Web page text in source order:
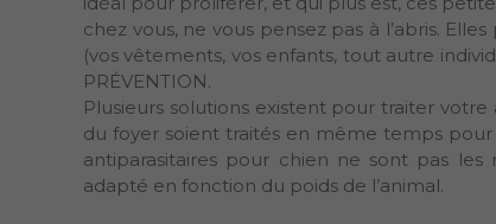
chez vous, ne vous pensez pas à l’abris.
(vos vêtements, vos enfants, tout autre
PRÉVENTION.
Plusieurs solutions existent pour traiter
du foyer soient traités en même temps
antiparasitaires pour chien ne sont pas
adapté en fonction du poids de l’animal.